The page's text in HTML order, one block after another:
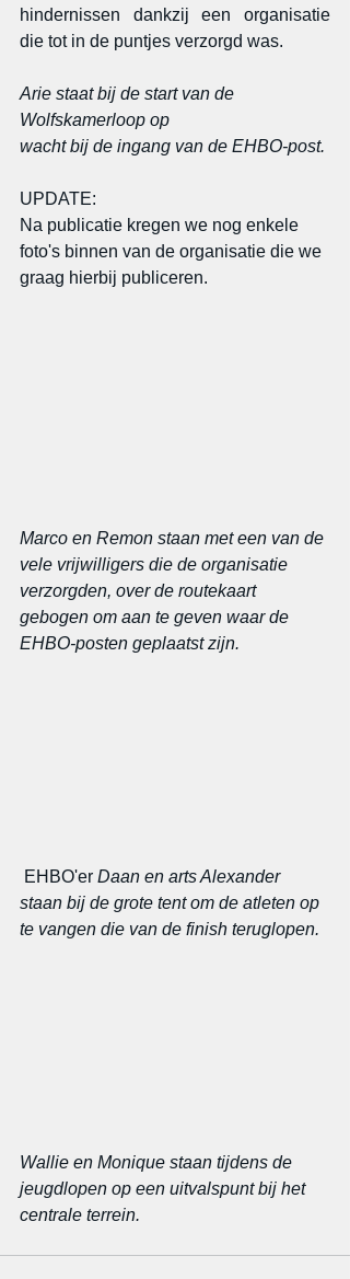
hindernissen dankzij een organisatie
die tot in de puntjes verzorgd was.
Arie staat bij de start van de
Wolfskamerloop op
wacht bij de ingang van de EHBO-post.
UPDATE:
Na publicatie kregen we nog enkele
foto's binnen van de organisatie die we
graag hierbij publiceren.
Marco en Remon staan met een van de
vele vrijwilligers die de organisatie
verzorgden, over de routekaart
gebogen om aan te geven waar de
EHBO-posten geplaatst zijn.
EHBO'er Daan en arts Alexander
staan bij de grote tent om de atleten op
te vangen die van de finish teruglopen.
Wallie en Monique staan tijdens de
jeugdlopen op een uitvalspunt bij het
centrale terrein.